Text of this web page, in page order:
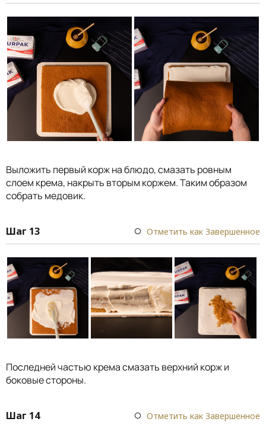
Выложить первый корж на блюдо, смазать ровным
слоем крема, накрыть вторым коржем. Таким образом
собрать медовик.
Шаг 13 Отметить как Завершенное
Последней частью крема смазать верхний корж и
боковые стороны.
Шаг 14 Отметить как Завершенное